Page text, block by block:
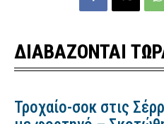
ΔΙΑΒΑΖΟΝΤΑΙ
Τροχαίο-σοκ στις